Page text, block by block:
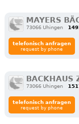
MAYERS
73066 Uhingen
telefonisch anfragen
request by phone
BACKHAUS
73066 Uhingen
telefonisch anfragen
request by phone